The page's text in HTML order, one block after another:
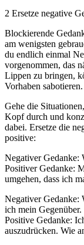
2 Ersetze negative
Blockierende
am wenigsten
du endlich einmal
vorgenommen, das
Lippen zu bringen,
Vorhaben sabotieren.
Gehe die
Kopf durch und
dabei. Ersetze die
positive:
Negativer Gedanke:
Positiver Gedanke:
umgehen, dass ich
Negativer Gedanke:
ich mein Gegenüber.
Positive Gedanke:
auszudrücken. Wie